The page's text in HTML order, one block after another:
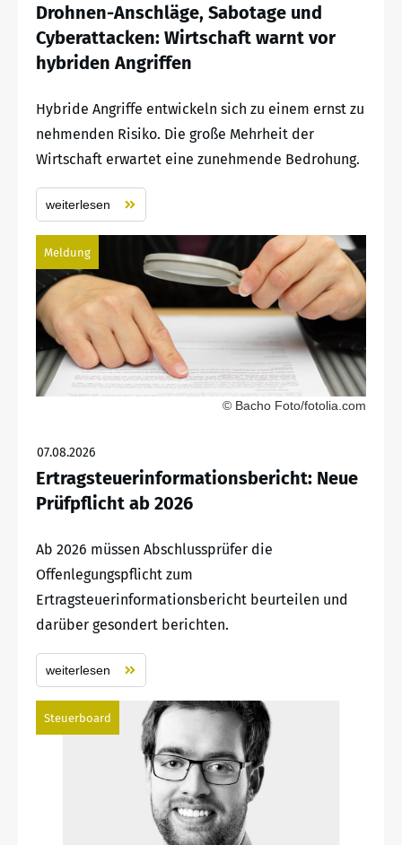
Drohnen-Anschläge, Sabotage und
Cyberattacken: Wirtschaft warnt vor
hybriden Angriffen
Hybride Angriffe entwickeln sich zu einem ernst zu
nehmenden Risiko. Die große Mehrheit der
Wirtschaft erwartet eine zunehmende Bedrohung.
weiterlesen
Meldung
© Bacho Foto/fotolia.com
07.08.2026
Ertragsteuerinformationsbericht: Neue
Prüfpflicht ab 2026
Ab 2026 müssen Abschlussprüfer die
Offenlegungspflicht zum
Ertragsteuerinformationsbericht beurteilen und
darüber gesondert berichten.
weiterlesen
Steuerboard